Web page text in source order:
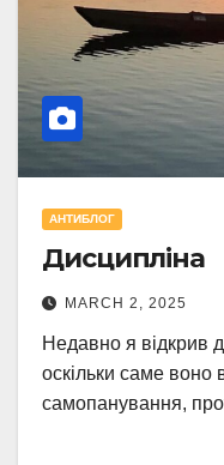
АНТИБЛОГ
Дисципліна
MARCH 2, 2025
Недавно я відкрив
оскільки саме
самопанування,